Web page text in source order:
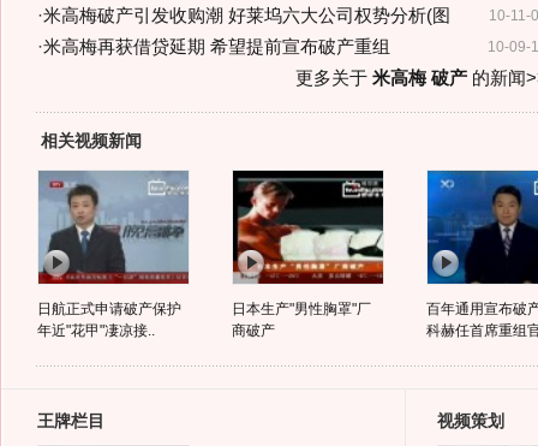
10-11-
·米高梅破产引发收购潮 好莱坞六大公司权势分析(图
10-09-
·米高梅再获借贷延期 希望提前宣布破产重组
更多关于 米高梅 破产的新闻
相关视频新闻
日航正式申请破产保护
年近"花甲"凄凉接..
日本生产"男性胸罩"厂
商破产
百年通用宣布破
科赫任首席重组
王牌栏目 视频策划